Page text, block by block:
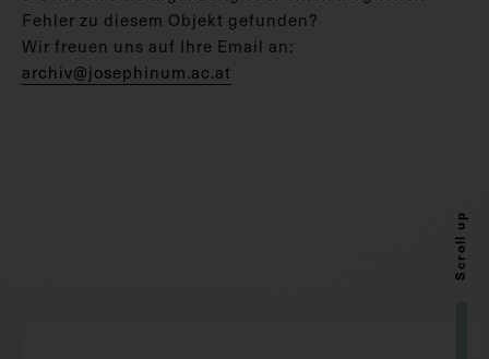
Fehler zu diesem Objekt gefunden?
Wir freuen uns auf Ihre Email an:
archiv@josephinum.ac.at
Scroll up